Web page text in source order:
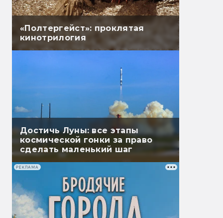
«Полтергейст»: проклятая
кинотрилогия
Достичь Луны: все этапы
космической гонки за право
сделать маленький шаг
РЕКЛАМА